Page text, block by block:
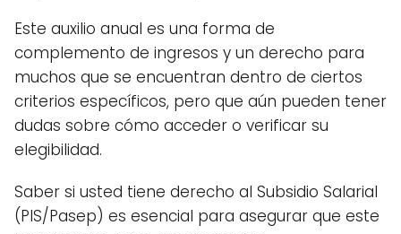
Este auxilio anual es una forma de
complemento de ingresos y un derecho para
muchos que se encuentran dentro de ciertos
criterios específicos, pero que aún pueden tener
dudas sobre cómo acceder o verificar su
elegibilidad.
Saber si usted tiene derecho al Subsidio Salarial
(PIS/Pasep) es esencial para asegurar que este